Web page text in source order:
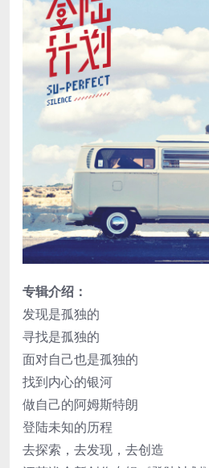
专辑介绍：
发现是孤独的
寻找是孤独的
面对自己也是孤独的
找到内心的银河
做自己的阿姆斯特朗
登陆未知的历程
去探索，去发现，去创造